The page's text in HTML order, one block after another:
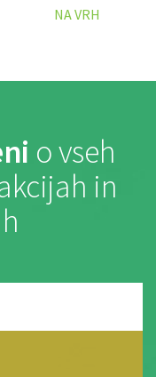
NA VRH
o vseh
in